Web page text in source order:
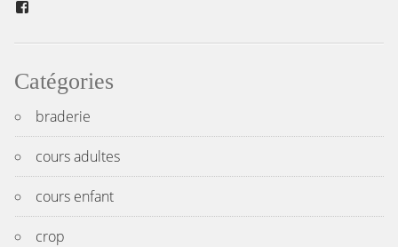
Catégories
braderie
cours adultes
cours enfant
crop